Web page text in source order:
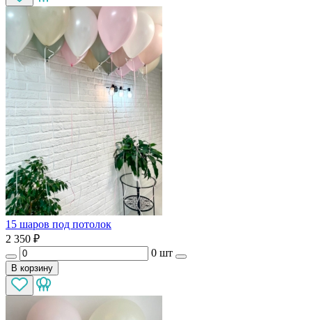
15 шаров под потолок
2 350 ₽
0 шт
В корзину